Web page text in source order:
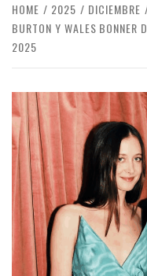
HOME 2025 DICIEMBRE
BURTON Y WALES BONNER
2025